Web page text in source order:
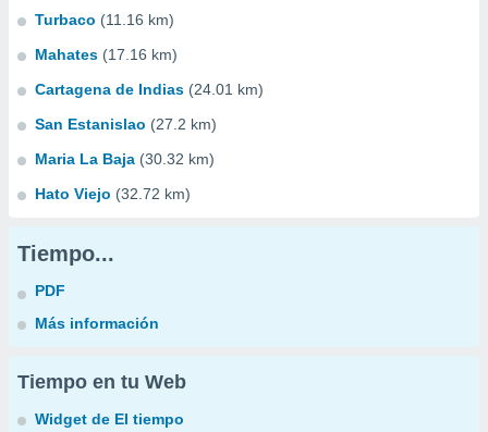
Turbaco (11.16 km)
Mahates (17.16 km)
Cartagena de Indias (24.01 km)
San Estanislao (27.2 km)
Maria La Baja (30.32 km)
Hato Viejo (32.72 km)
Tiempo...
PDF
Más información
Tiempo en tu Web
Widget de El tiempo